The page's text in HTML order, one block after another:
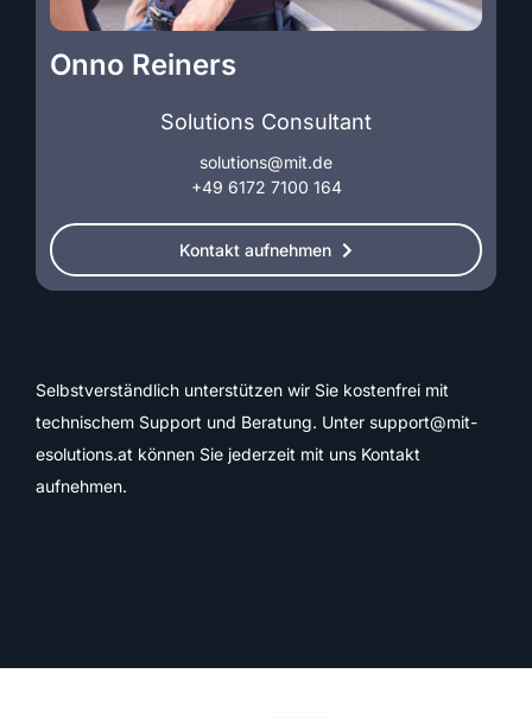
Onno Reiners
Solutions Consultant
solutions@mit.de
+49 6172 7100 164
Kontakt aufnehmen
Selbstverständlich unterstützen wir Sie kostenfrei mit
technischem Support und Beratung. Unter support@mit-
esolutions.at können Sie jederzeit mit uns Kontakt
aufnehmen.